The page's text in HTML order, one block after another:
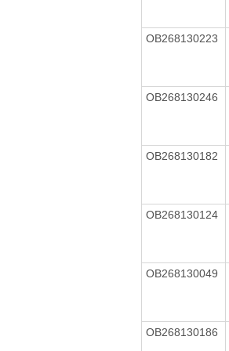
OB268130223
OB268130246
OB268130182
OB268130124
OB268130049
OB268130186